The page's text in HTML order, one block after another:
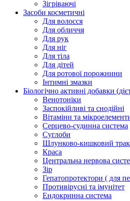
Зігріваючі
Засоби косметичні
Для волосся
Для обличчя
Для рук
Для ніг
Для тіла
Для дітей
Для ротової порожнини
Інтимні змазки
Біологічно активні добавки
Венотоніки
Заспокійливі та снодійні
Вітаміни та
Серцево-судинна система
Суглоби
Шлунково-кишковий
Краса
Центральна нервова
Зір
Гепатопротектори ( для
Противірусні та імунітет
Ендокринна система